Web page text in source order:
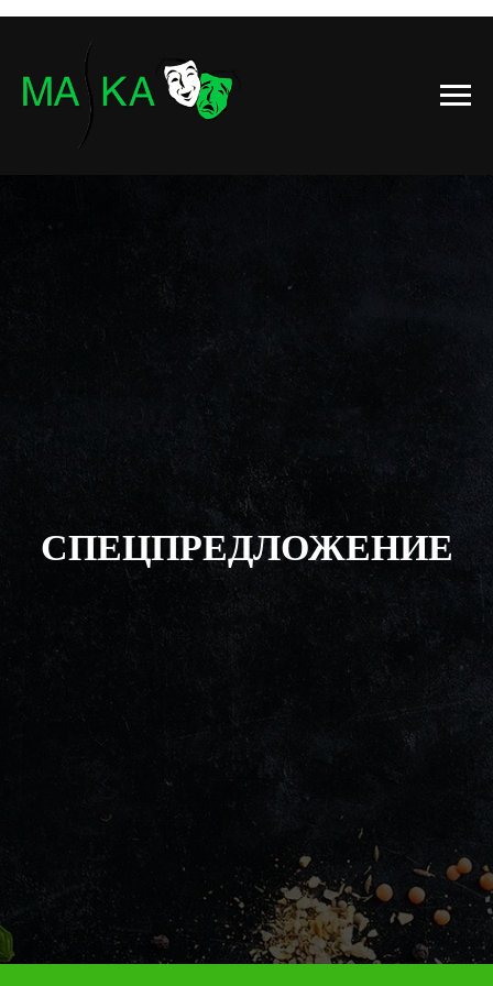
СПЕЦПРЕДЛОЖЕНИЕ